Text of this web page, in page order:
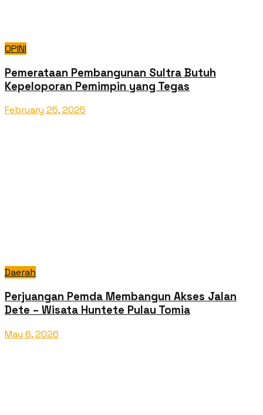
OPINI
Pemerataan Pembangunan Sultra Butuh
Kepeloporan Pemimpin yang Tegas
February 25, 2025
Daerah
Perjuangan Pemda Membangun Akses Jalan
Dete – Wisata Huntete Pulau Tomia
May 6, 2026